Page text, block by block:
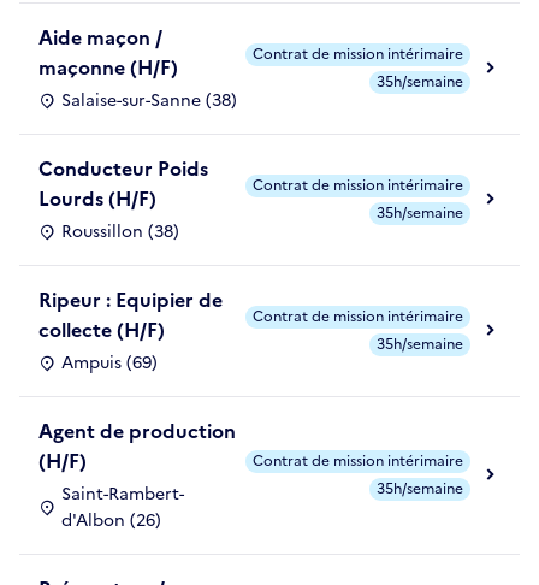
Aide maçon /
maçonne (H/F)
Salaise-sur-Sanne (38)
Contrat de mission intérimaire
35h/semaine
Conducteur Poids
Lourds (H/F)
Roussillon (38)
Contrat de mission intérimaire
35h/semaine
Ripeur : Equipier de
collecte (H/F)
Ampuis (69)
Contrat de mission intérimaire
35h/semaine
Agent de production
(H/F)
Saint-Rambert-
d'Albon (26)
Contrat de mission intérimaire
35h/semaine